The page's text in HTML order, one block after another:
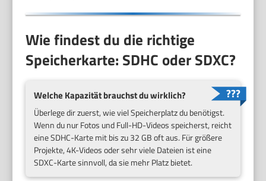
Wie findest du die richtige
Speicherkarte: SDHC oder SDXC?
Welche Kapazität brauchst du wirklich?
Überlege dir zuerst, wie viel Speicherplatz du benötigst.
Wenn du nur Fotos und Full-HD-Videos speicherst, reicht
eine SDHC-Karte mit bis zu 32 GB oft aus. Für größere
Projekte, 4K-Videos oder sehr viele Dateien ist eine
SDXC-Karte sinnvoll, da sie mehr Platz bietet.